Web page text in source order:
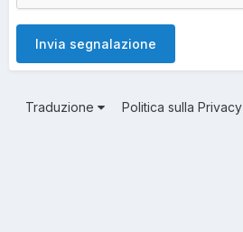
Invia segnalazione
Traduzione Politica sulla Privacy